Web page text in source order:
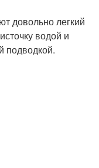
довольно легкий
водой и
подводкой.